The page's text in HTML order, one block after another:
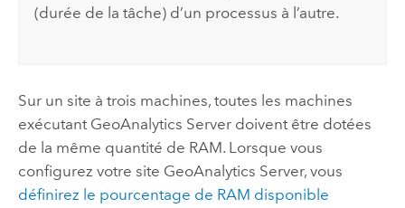
(durée de la tâche) d’un processus à l’autre.
Sur un site à trois machines, toutes les machines
exécutant GeoAnalytics Serverdoivent être dotées
de la même quantité de RAM. Lorsque vous
configurez votre site GeoAnalytics Server, vous
définirez le pourcentage de RAM disponible